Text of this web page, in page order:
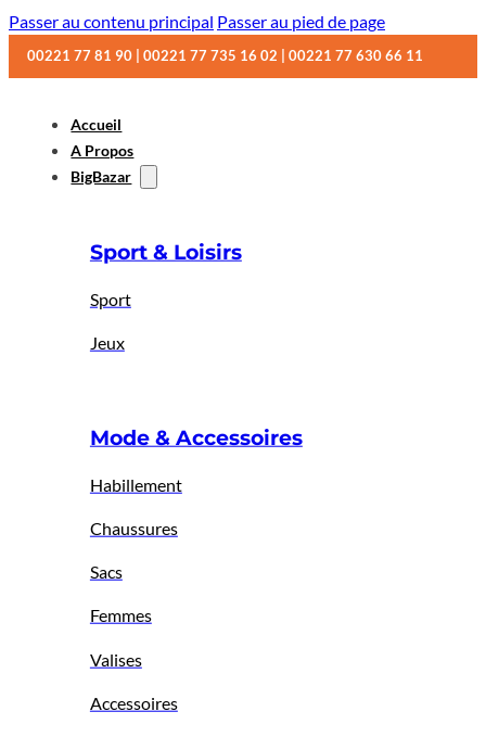
Passer au contenu principal Passer au pied de page
00221 77 81 90 | 00221 77 735 16 02 | 00221 77 630 66 11
Accueil
A Propos
BigBazar
Sport & Loisirs
Sport
Jeux
Mode & Accessoires
Habillement
Chaussures
Sacs
Femmes
Valises
Accessoires